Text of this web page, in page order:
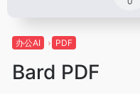
办公AI PDF
Bard PDF